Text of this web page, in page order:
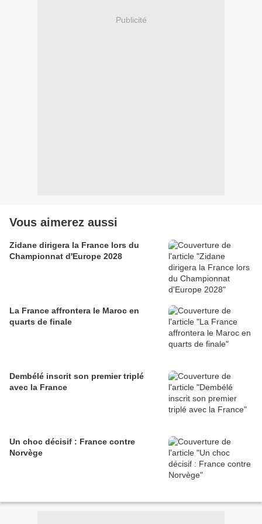
Publicité
Vous aimerez aussi
Zidane dirigera la France lors du
Championnat d'Europe 2028
La France affrontera le Maroc en
quarts de finale
Dembélé inscrit son premier triplé
avec la France
Un choc décisif : France contre
Norvège